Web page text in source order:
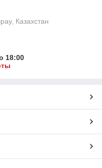
Казахстан
18:00